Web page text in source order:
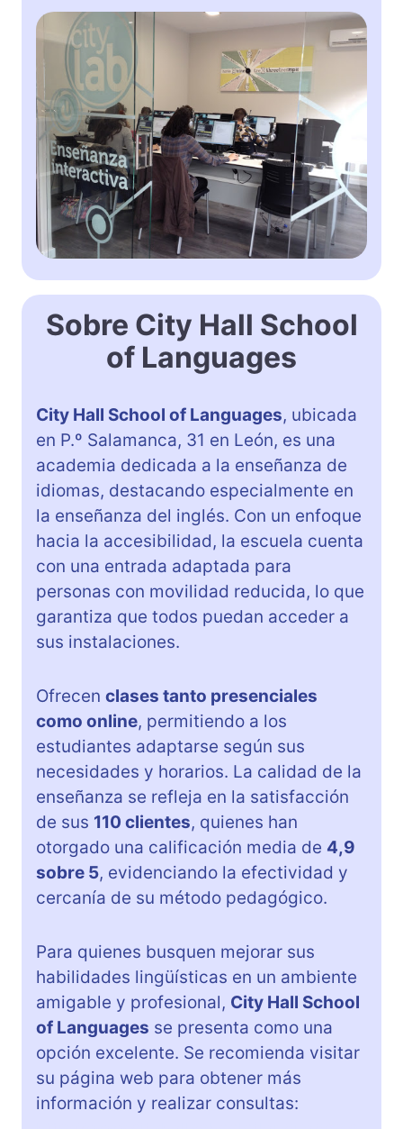
Sobre City Hall School
of Languages
City Hall School of Languages, ubicada
en P.º Salamanca, 31 en León, es una
academia dedicada a la enseñanza de
idiomas, destacando especialmente en
la enseñanza del inglés. Con un enfoque
hacia la accesibilidad, la escuela cuenta
con una entrada adaptada para
personas con movilidad reducida, lo que
garantiza que todos puedan acceder a
sus instalaciones.
Ofrecen clases tanto presenciales
como online, permitiendo a los
estudiantes adaptarse según sus
necesidades y horarios. La calidad de la
enseñanza se refleja en la satisfacción
de sus 110 clientes, quienes han
otorgado una calificación media de 4,9
sobre 5, evidenciando la efectividad y
cercanía de su método pedagógico.
Para quienes busquen mejorar sus
habilidades lingüísticas en un ambiente
amigable y profesional, City Hall School
of Languages se presenta como una
opción excelente. Se recomienda visitar
su página web para obtener más
información y realizar consultas: